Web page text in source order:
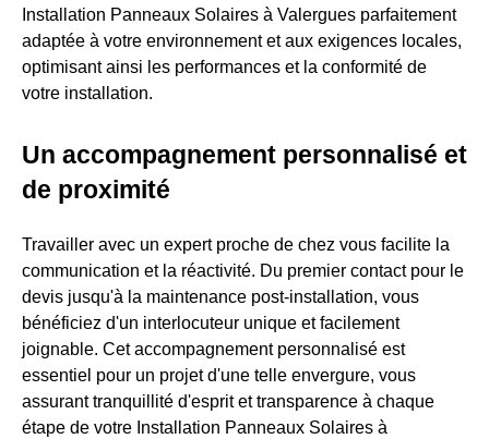
Installation Panneaux Solaires à Valergues parfaitement
adaptée à votre environnement et aux exigences locales,
optimisant ainsi les performances et la conformité de
votre installation.
Un accompagnement personnalisé et
de proximité
Travailler avec un expert proche de chez vous facilite la
communication et la réactivité. Du premier contact pour le
devis jusqu'à la maintenance post-installation, vous
bénéficiez d'un interlocuteur unique et facilement
joignable. Cet accompagnement personnalisé est
essentiel pour un projet d'une telle envergure, vous
assurant tranquillité d'esprit et transparence à chaque
étape de votre Installation Panneaux Solaires à